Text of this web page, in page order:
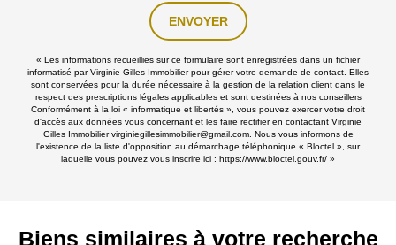
ENVOYER
« Les informations recueillies sur ce formulaire sont enregistrées dans un fichier
informatisé par Virginie Gilles Immobilier pour gérer votre demande de contact. Elles
sont conservées pour la durée nécessaire à la gestion de la relation client dans le
respect des prescriptions légales applicables et sont destinées à nos conseillers
Conformément à la loi « informatique et libertés », vous pouvez exercer votre droit
d'accès aux données vous concernant et les faire rectifier en contactant Virginie
Gilles Immobilier virginiegillesimmobilier@gmail.com. Nous vous informons de
l'existence de la liste d'opposition au démarchage téléphonique « Bloctel », sur
laquelle vous pouvez vous inscrire ici : https://www.bloctel.gouv.fr/ »
Biens similaires à votre recherche